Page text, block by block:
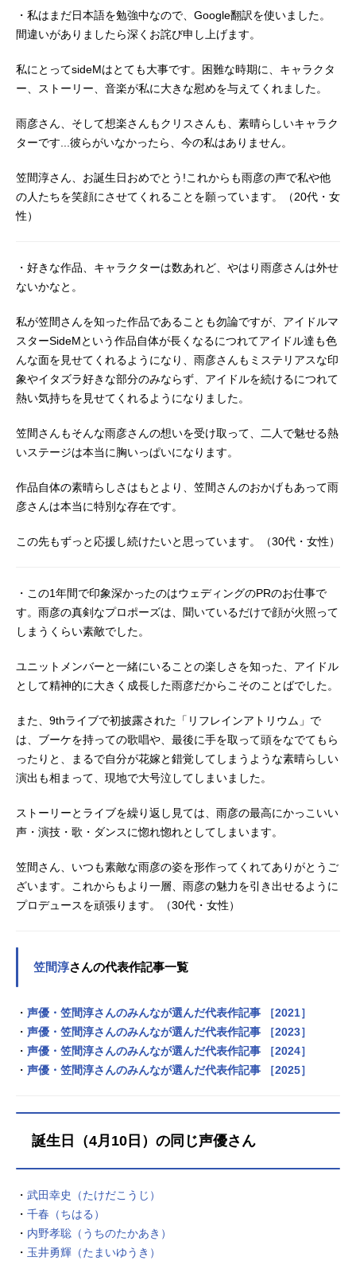
・私はまだ日本語を勉強中なので、Google翻訳を使いました。
間違いがありましたら深くお詫び申し上げます。
私にとってsideMはとても大事です。困難な時期に、キャラクタ
ー、ストーリー、音楽が私に大きな慰めを与えてくれました。
雨彦さん、そして想楽さんもクリスさんも、素晴らしいキャラク
ターです...彼らがいなかったら、今の私はありません。
笠間淳さん、お誕生日おめでとう!これからも雨彦の声で私や他
の人たちを笑顔にさせてくれることを願っています。（20代・女
性）
・好きな作品、キャラクターは数あれど、やはり雨彦さんは外せ
ないかなと。
私が笠間さんを知った作品であることも勿論ですが、アイドルマ
スターSideMという作品自体が長くなるにつれてアイドル達も色
んな面を見せてくれるようになり、雨彦さんもミステリアスな印
象やイタズラ好きな部分のみならず、アイドルを続けるにつれて
熱い気持ちを見せてくれるようになりました。
笠間さんもそんな雨彦さんの想いを受け取って、二人で魅せる熱
いステージは本当に胸いっぱいになります。
作品自体の素晴らしさはもとより、笠間さんのおかげもあって雨
彦さんは本当に特別な存在です。
この先もずっと応援し続けたいと思っています。（30代・女性）
・この1年間で印象深かったのはウェディングのPRのお仕事で
す。雨彦の真剣なプロポーズは、聞いているだけで顔が火照って
しまうくらい素敵でした。
ユニットメンバーと一緒にいることの楽しさを知った、アイドル
として精神的に大きく成長した雨彦だからこそのことばでした。
また、9thライブで初披露された「リフレインアトリウム」で
は、ブーケを持っての歌唱や、最後に手を取って頭をなでてもら
ったりと、まるで自分が花嫁と錯覚してしまうような素晴らしい
演出も相まって、現地で大号泣してしまいました。
ストーリーとライブを繰り返し見ては、雨彦の最高にかっこいい
声・演技・歌・ダンスに惚れ惚れとしてしまいます。
笠間さん、いつも素敵な雨彦の姿を形作ってくれてありがとうご
ざいます。これからもより一層、雨彦の魅力を引き出せるように
プロデュースを頑張ります。（30代・女性）
笠間淳さんの代表作記事一覧
・ 声優・笠間淳さんのみんなが選んだ代表作記事 ［2021］
・ 声優・笠間淳さんのみんなが選んだ代表作記事 ［2023］
・ 声優・笠間淳さんのみんなが選んだ代表作記事 ［2024］
・ 声優・笠間淳さんのみんなが選んだ代表作記事 ［2025］
誕生日（4月10日）の同じ声優さん
・ 武田幸史（たけだこうじ）
・ 千春（ちはる）
・ 内野孝聡（うちのたかあき）
・ 玉井勇輝（たまいゆうき）